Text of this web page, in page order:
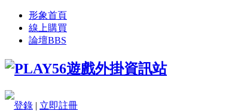
形象首頁
線上購買
論壇BBS
登錄 | 立即註冊